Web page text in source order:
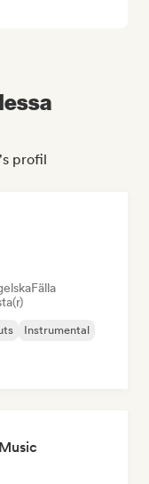
profil
Fälla
Instrumental